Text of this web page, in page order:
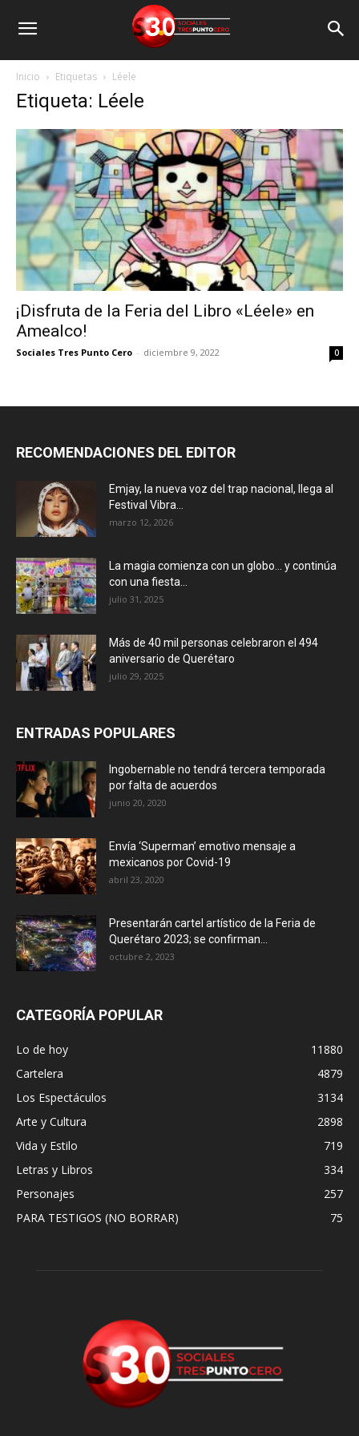
Inicio Etiquetas Léele
Etiqueta: Léele
¡Disfruta de la Feria del Libro «Léele» en
Amealco!
Sociales Tres Punto Cero - diciembre 9, 2022 0
RECOMENDACIONES DEL EDITOR
Emjay, la nueva voz del trap nacional, llega al
Festival Vibra...
marzo 12, 2026
La magia comienza con un globo… y continúa
con una fiesta...
julio 31, 2025
Más de 40 mil personas celebraron el 494
aniversario de Querétaro
julio 29, 2025
ENTRADAS POPULARES
Ingobernable no tendrá tercera temporada
por falta de acuerdos
junio 20, 2020
Envía ‘Superman’ emotivo mensaje a
mexicanos por Covid-19
abril 23, 2020
Presentarán cartel artístico de la Feria de
Querétaro 2023; se confirman...
octubre 2, 2023
CATEGORÍA POPULAR
Lo de hoy
11880
Cartelera
4879
Los Espectáculos
3134
Arte y Cultura
2898
Vida y Estilo
719
Letras y Libros
334
Personajes
257
PARA TESTIGOS (NO BORRAR)
75